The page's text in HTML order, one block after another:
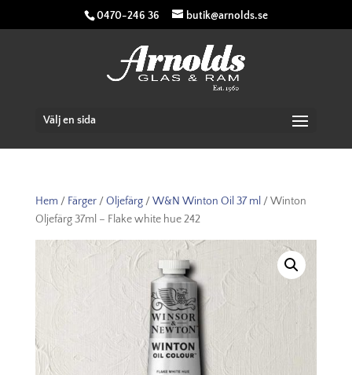
0470-246 36 butik@arnolds.se
Välj en sida
Hem / Färger/Oljefärg/W&N Winton Oil 37 ml / Winton
Oljefärg 37ml – Flake white hue 242